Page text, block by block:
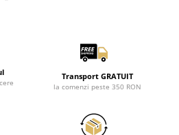
Transport GRATUIT
la comenzi peste 350 RON